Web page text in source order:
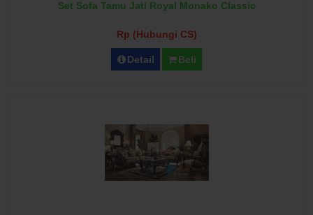
Set Sofa Tamu Jati Royal Monako Classic
Rp (Hubungi CS)
Detail Beli